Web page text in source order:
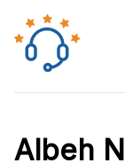
Albeh